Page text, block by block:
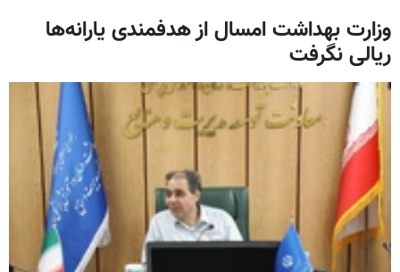
وزارت بهداشت امسال از هدفمندی یارانه‌ها
ریالی نگرفت